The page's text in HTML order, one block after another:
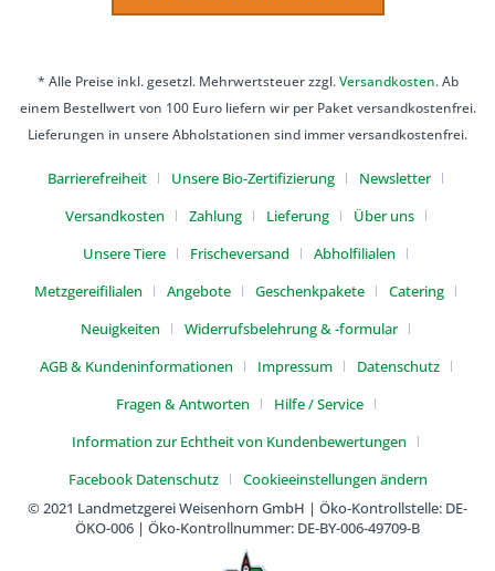
* Alle Preise inkl. gesetzl. Mehrwertsteuer zzgl.Versandkosten. Ab
einem Bestellwert von 100 Euro liefern wir per Paket versandkostenfrei.
Lieferungen in unsere Abholstationen sind immer versandkostenfrei.
Barrierefreiheit Unsere Bio-Zertifizierung
Newsletter
Versandkosten
Zahlung Lieferung
Über uns
Unsere Tiere
Frischeversand
Abholfilialen
Metzgereifilialen
Angebote Geschenkpakete
Catering
Neuigkeiten
Widerrufsbelehrung & -formular
AGB & Kundeninformationen
Impressum
Datenschutz
Fragen & Antworten
Hilfe / Service
Information zur Echtheit von Kundenbewertungen
Facebook Datenschutz
Cookieeinstellungen ändern
© 2021 Landmetzgerei Weisenhorn GmbH | Öko-Kontrollstelle: DE-
ÖKO-006 | Öko-Kontrollnummer: DE-BY-006-49709-B